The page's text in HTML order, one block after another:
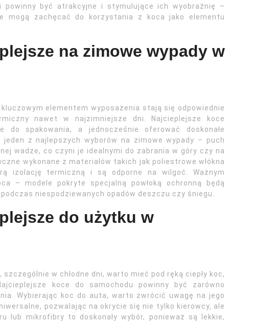
powinny być atrakcyjne i stymulujące ich wyobraźnię –
mogą zachęcać do korzystania z koca jako elementu
na zimowe wypady w
elementem wyposażenia stają się odpowiednie
nawet w najzimniejsze dni. Najcieplejsze koce
spakowania, a jednocześnie oferować doskonałe
z najlepszych wyborów na zimowe wypady – puch
wadze, co czyni je idealnymi do zabrania w góry czy na
wykonane z materiałów takich jak poliestrowe włókna
izolację termiczną i są odporne na wilgoć. Ważnym
– modele pokryte specjalną powłoką ochronną będą
niespodziewanych opadów deszczu czy śniegu.
do użytku w
w chłodne dni, warto mieć pod ręką ciepły koc,
koce do samochodu powinny być zarówno
Wybierając koc do auta, warto zwrócić uwagę na jego
pozwalając na okrycie się nie tylko kierowcy, ale
lub mikrofibry to doskonały wybór, ponieważ są lekkie,